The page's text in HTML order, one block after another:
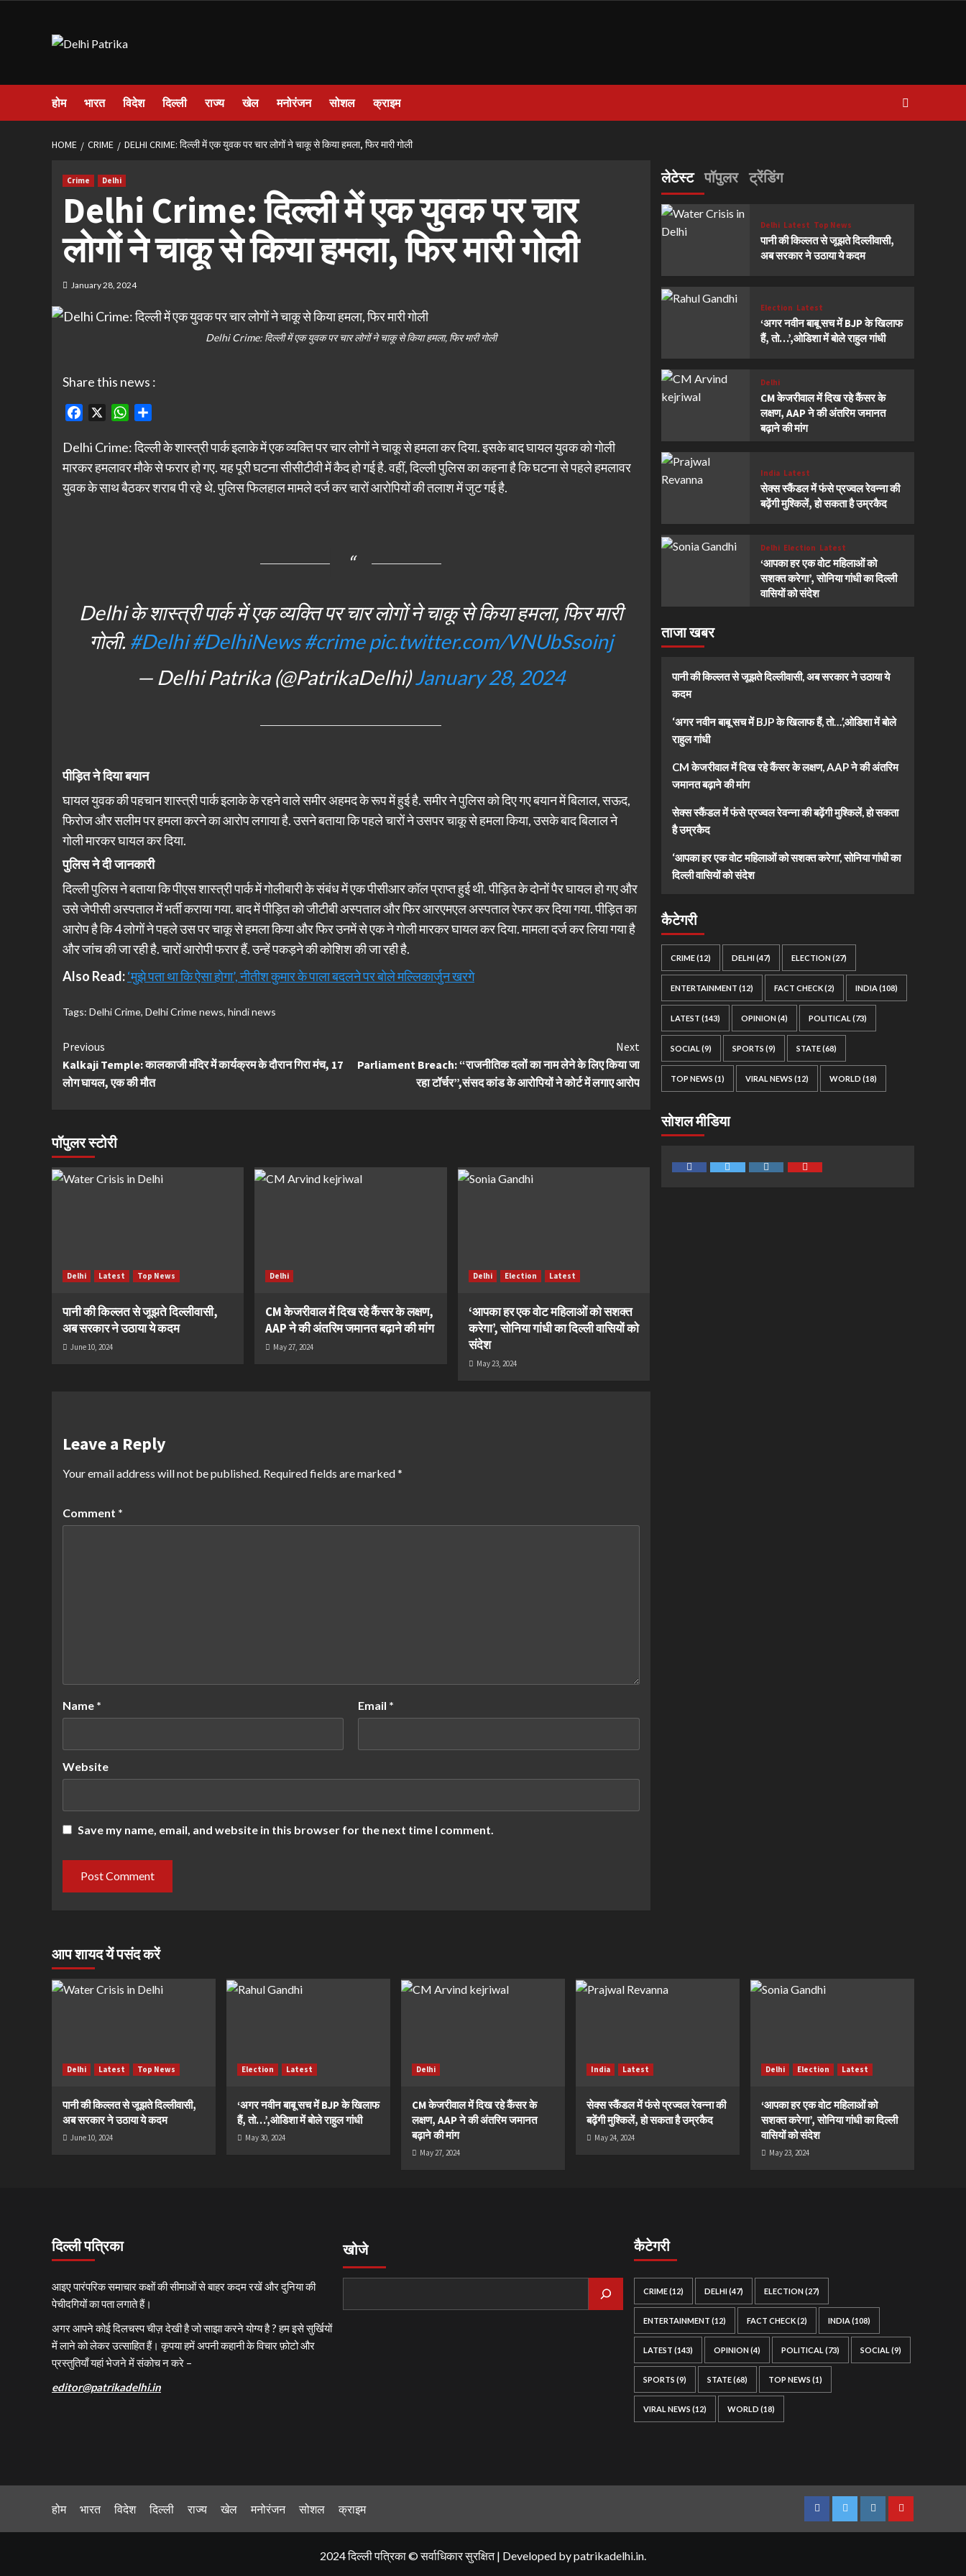
होम भारत विदेश दिल्ली राज्य खेल मनोरंजन सोशल क्राइम
HOME CRIME DELHI CRIME: दिल्ली में एक युवक पर चार लोगों ने चाकू से किया हमला, फिर मारी गोली
Crime Delhi
Delhi Crime: दिल्ली में एक युवक पर चार
लोगों ने चाकू से किया हमला, फिर मारी गोली
January 28, 2024
Delhi Crime: दिल्ली में एक युवक पर चार लोगों ने चाकू से किया हमला, फिर मारी गोली
Share this news :
Facebook WhatsApp
Delhi Crime: दिल्ली के शास्त्री पार्क इलाके में एक व्यक्ति पर चार लोगों ने चाकू से हमला कर दिया. इसके बाद घायल युवक को गोली
मारकर हमलावर मौके से फरार हो गए. यह पूरी घटना सीसीटीवी में कैद हो गई है. वहीं, दिल्ली पुलिस का कहना है कि घटना से पहले हमलावर
युवक के साथ बैठकर शराब पी रहे थे. पुलिस फिलहाल मामले दर्ज कर चारों आरोपियों की तलाश में जुट गई है.
Delhi के शास्त्री पार्क में एक व्यक्ति पर चार लोगों ने चाकू से किया हमला, फिर मारी
गोली. #Delhi #DelhiNews #crime pic.twitter.com/VNUbSsoinj
— Delhi Patrika (@PatrikaDelhi)January 28, 2024
पीड़ित ने दिया बयान
घायल युवक की पहचान शास्त्री पार्क इलाके के रहने वाले समीर अहमद के रूप में हुई है. समीर ने पुलिस को दिए गए बयान में बिलाल, सऊद,
फिरोज और सलीम पर हमला करने का आरोप लगाया है. उसने बताया कि पहले चारों ने उसपर चाकू से हमला किया, उसके बाद बिलाल ने
गोली मारकर घायल कर दिया.
पुलिस ने दी जानकारी
दिल्ली पुलिस ने बताया कि पीएस शास्त्री पार्क में गोलीबारी के संबंध में एक पीसीआर कॉल प्राप्त हुई थी. पीड़ित के दोनों पैर घायल हो गए और
उसे जेपीसी अस्पताल में भर्ती कराया गया. बाद में पीड़ित को जीटीबी अस्पताल और फिर आरएमएल अस्पताल रेफर कर दिया गया. पीड़ित का
आरोप है कि 4 लोगों ने पहले उस पर चाकू से हमला किया और फिर उनमें से एक ने गोली मारकर घायल कर दिया. मामला दर्ज कर लिया गया है
और जांच की जा रही है. चारों आरोपी फरार हैं. उन्हें पकड़ने की कोशिश की जा रही है.
Also Read:‘मुझे पता था कि ऐसा होगा’, नीतीश कुमार के पाला बदलने पर बोले मल्लिकार्जुन खरगे
Tags: Delhi Crime, Delhi Crime news, hindi news
Continue
Reading
Previous
Kalkaji Temple: कालकाजी मंदिर में कार्यक्रम के दौरान गिरा मंच, 17
लोग घायल, एक की मौत
Next
Parliament Breach: “राजनीतिक दलों का नाम लेने के लिए किया जा
रहा टॉर्चर”,संसद कांड के आरोपियों ने कोर्ट में लगाए आरोप
पॉपुलर स्टोरी
Delhi Latest Top News
पानी की किल्लत से जूझते दिल्लीवासी,
अब सरकार ने उठाया ये कदम
June 10, 2024
Delhi
CM केजरीवाल में दिख रहे कैंसर के लक्षण,
AAP ने की अंतरिम जमानत बढ़ाने की मांग
May 27, 2024
Delhi Election Latest
‘आपका हर एक वोट महिलाओं को सशक्त
करेगा’, सोनिया गांधी का दिल्ली वासियों को
संदेश
May 23, 2024
Leave a Reply
Your email address will not be published. Required fields are marked*
Comment *
Name * Email *
Website
Save my name, email, and website in this browser for the next time I comment.
लेटेस्ट पॉपुलर ट्रेंडिंग
Delhi Latest Top News
पानी की किल्लत से जूझते दिल्लीवासी,
अब सरकार ने उठाया ये कदम
Election Latest
‘अगर नवीन बाबू सच में BJP के खिलाफ
हैं, तो…’,ओडिशा में बोले राहुल गांधी
Delhi
CM केजरीवाल में दिख रहे कैंसर के
लक्षण, AAP ने की अंतरिम जमानत
बढ़ाने की मांग
India Latest
सेक्स स्कैंडल में फंसे प्रज्वल रेवन्ना की
बढ़ेंगी मुश्किलें, हो सकता है उम्रकैद
Delhi Election Latest
‘आपका हर एक वोट महिलाओं को
सशक्त करेगा’, सोनिया गांधी का दिल्ली
वासियों को संदेश
ताजा खबर
पानी की किल्लत से जूझते दिल्लीवासी, अब सरकार ने उठाया ये
कदम
‘अगर नवीन बाबू सच में BJP के खिलाफ हैं, तो…’,ओडिशा में बोले
राहुल गांधी
CM केजरीवाल में दिख रहे कैंसर के लक्षण, AAP ने की अंतरिम
जमानत बढ़ाने की मांग
सेक्स स्कैंडल में फंसे प्रज्वल रेवन्ना की बढ़ेंगी मुश्किलें, हो सकता
है उम्रकैद
‘आपका हर एक वोट महिलाओं को सशक्त करेगा’, सोनिया गांधी का
दिल्ली वासियों को संदेश
कैटेगरी
CRIME(12) DELHI(47) ELECTION(27)
ENTERTAINMENT (12) FACT CHECK(2) INDIA(108)
LATEST (143) OPINION(4) POLITICAL (73)
SOCIAL (9) SPORTS (9) STATE(68)
TOP NEWS (1) VIRAL NEWS (12) WORLD (18)
सोशल मीडिया
FacebookTwitter InstagramYoutube
आप शायद यें पसंद करें
Delhi Latest Top News
पानी की किल्लत से जूझते दिल्लीवासी,
अब सरकार ने उठाया ये कदम
June 10, 2024
Election Latest
‘अगर नवीन बाबू सच में BJP के खिलाफ
हैं, तो…’,ओडिशा में बोले राहुल गांधी
May 30, 2024
Delhi
CM केजरीवाल में दिख रहे कैंसर के
लक्षण, AAP ने की अंतरिम जमानत
बढ़ाने की मांग
May 27, 2024
India Latest
सेक्स स्कैंडल में फंसे प्रज्वल रेवन्ना की
बढ़ेंगी मुश्किलें, हो सकता है उम्रकैद
May 24, 2024
Delhi Election Latest
‘आपका हर एक वोट महिलाओं को
सशक्त करेगा’, सोनिया गांधी का दिल्ली
वासियों को संदेश
May 23, 2024
दिल्ली पत्रिका
आइए पारंपरिक समाचार कक्षों की सीमाओं से बाहर कदम रखें और दुनिया की
पेचीदगियों का पता लगाते हैं।
अगर आपने कोई दिलचस्प चीज़ देखी है जो साझा करने योग्य है ? हम इसे सुर्खियों
में लाने को लेकर उत्साहित हैं। कृपया हमें अपनी कहानी के विचार फ़ोटो और
प्रस्तुतियाँ यहां भेजने में संकोच न करे –
editor@patrikadelhi.in
खोजे कैटेगरी
CRIME(12) DELHI(47) ELECTION(27)
ENTERTAINMENT (12) FACT CHECK(2) INDIA(108)
LATEST (143) OPINION(4) POLITICAL (73) SOCIAL (9)
SPORTS (9) STATE(68) TOP NEWS (1)
VIRAL NEWS (12) WORLD (18)
होम भारत विदेश दिल्ली राज्य खेल मनोरंजन सोशल क्राइम FacebookTwitterInstagramYoutube
2024 दिल्ली पत्रिका © सर्वाधिकार सुरक्षित| Developed bypatrikadelhi.in